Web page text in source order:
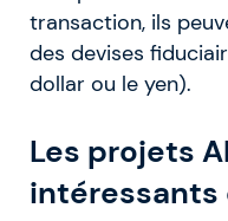
transaction, ils
des devises
dollar ou le yen).
Les projets
intéressants